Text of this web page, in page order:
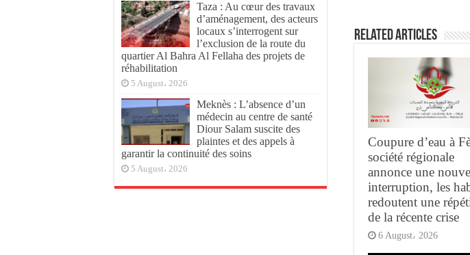
Related Articles
Coupure d’eau à
société régionale
annonce une
interruption, les
redoutent une
de la récente crise
6 August، 2026
Taza : Au cœur des travaux
d’aménagement, des acteurs
locaux s’interrogent sur
l’exclusion de la route du
quartier Al Bahra Al Fellaha des projets de
réhabilitation
5 August، 2026
Meknès : L’absence d’un
médecin au centre de santé
Diour Salam suscite des
plaintes et des appels à
garantir la continuité des soins
5 August، 2026